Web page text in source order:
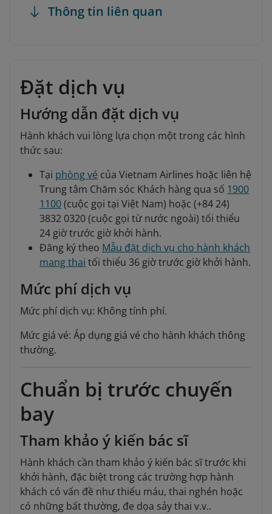
Thông tin liên quan
Đặt dịch vụ
Hướng dẫn đặt dịch vụ
Hành khách vui lòng lựa chọn một trong các hình
thức sau:
Tại phòng vé của Vietnam Airlines hoặc liên hệ
Trung tâm Chăm sóc Khách hàng qua số 1900
1100(cuộc gọi tại Việt Nam) hoặc (+84 24)
3832 0320 (cuộc gọi từ nước ngoài) tối thiểu
24 giờ trước giờ khởi hành.
Đăng ký theo Mẫu đặt dịch vụ cho hành khách
mang thai tối thiểu 36 giờ trước giờ khởi hành.
Mức phí dịch vụ
Mức phí dịch vụ: Không tính phí.
Mức giá vé: Áp dụng giá vé cho hành khách thông
thường.
Chuẩn bị trước chuyến
bay
Tham khảo ý kiến bác sĩ
Hành khách cần tham khảo ý kiến bác sĩ trước khi
khởi hành, đặc biệt trong các trường hợp hành
khách có vấn đề như thiếu máu, thai nghén hoặc
có những bất thường, đe dọa sảy thai v.v..